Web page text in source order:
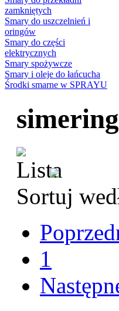
zamkniętych
Smary do uszczelnień i
oringów
Smary do części
elektrycznych
Smary spożywcze
Smary i oleje do łańcucha
Środki smarne w SPRAYU
Sortuj
1